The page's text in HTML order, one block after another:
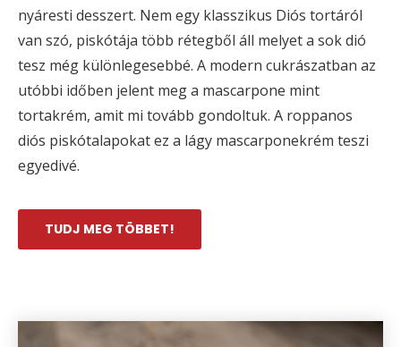
nyáresti desszert. Nem egy klasszikus Diós tortáról
van szó, piskótája több rétegből áll melyet a sok dió
tesz még különlegesebbé. A modern cukrászatban az
utóbbi időben jelent meg a mascarpone mint
tortakrém, amit mi tovább gondoltuk. A roppanos
diós piskótalapokat ez a lágy mascarponekrém teszi
egyedivé.
TUDJ MEG TÖBBET!